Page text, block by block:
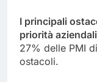
I principali
priorità
27% delle PMI
ostacoli.